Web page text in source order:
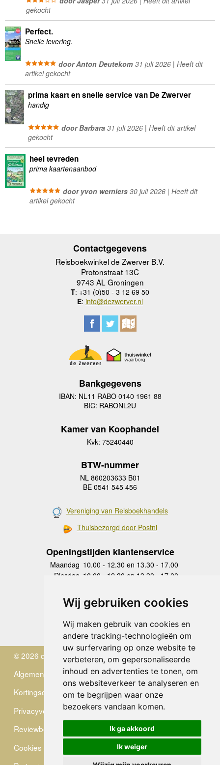
Wij gebruiken cookies
Wij maken gebruik van cookies en
andere tracking-technologieën om
uw surfervaring op onze website te
verbeteren, om gepersonaliseerde
inhoud en advertenties te tonen, om
ons websiteverkeer te analyseren en
om te begrijpen waar onze
bezoekers vandaan komen.
Ik ga akkoord
Ik weiger
gekocht
Perfect.
Snelle levering.
door Anton Deutekom31 juli 2026 | Heeft dit
artikel gekocht
prima kaart en snelle service van De Zwerver
handig
door Barbara31 juli 2026 | Heeft dit artikel
gekocht
heel tevreden
prima kaartenaanbod
door yvon werniers30 juli 2026 | Heeft dit
artikel gekocht
Contactgegevens
Reisboekwinkel de Zwerver B.V.
Protonstraat 13C
9743 AL Groningen
T: +31 (0)50 - 3 12 69 50
E: info@dezwerver.nl
Bankgegevens
IBAN: NL11 RABO 0140 1961 88
BIC: RABONL2U
Kamer van Koophandel
Kvk: 75240440
BTW-nummer
NL 860203633 B01
BE 0541 545 456
Vereniging van Reisboekhandels
Thuisbezorgd door Postnl
Openingstijden klantenservice
Maandag 10.00 - 12.30 en 13.30 - 17.00
Dinsdag 10.00 - 12.30 en 13.30 - 17.00
Donderdag
10.00 - 12.30 en 13.30 - 17.00
Vrijdag 10.00 - 12.30 en 13.30 - 17.00
Zaterdag
gesloten
Zondag gesloten
© 2026 de Zwerver
Algemene Voorwaarden
Kortingscode
Privacyverklaring
Reviewbeleid
Cookies